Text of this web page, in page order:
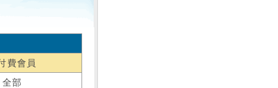
費會員
全部